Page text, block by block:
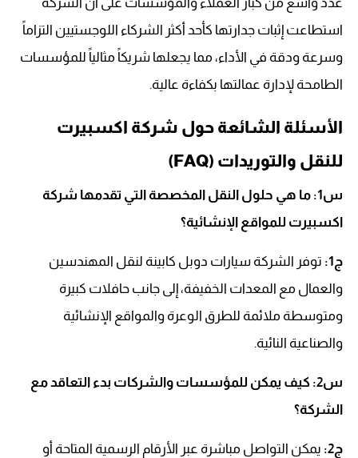
استطاعت إثبات جدارتها كأحد أكثر الشركاء اللوجستيين التزاماً
وسرعة ودقة في الأداء، مما يجعلها شريكاً مثالياً للمؤسسات
الطامحة لإدارة عمالتها بكفاءة عالية.
الأسئلة الشائعة حول شركة اكسبيرت
للنقل والتوريدات (FAQ)
س1: ما هي حلول النقل المخصصة التي تقدمها شركة
اكسبيرت للمواقع الإنشائية؟
ج1:
توفر الشركة سيارات دوبل كابينة لنقل المهندسين
والعمال مع المعدات الخفيفة، إلى جانب حافلات كبيرة
ومتوسطة ملائمة للطرق الوعرة والمواقع الإنشائية
والصناعية النائية.
س2: كيف يمكن للمؤسسات والشركات بدء التعاقد مع
الشركة؟
ج2:
يمكن التواصل مباشرة عبر الأرقام الرسمية المتاحة أو